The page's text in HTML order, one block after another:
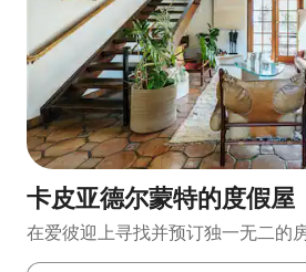
卡皮亚德尔蒙特的度假屋
在爱彼迎上寻找并预订独一无二的